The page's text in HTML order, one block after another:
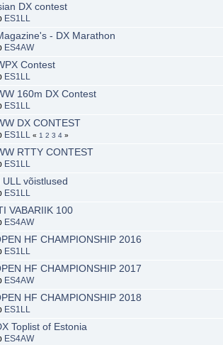
DX contest
ES1LL
- DX Marathon
ES4AW
Contest
ES1LL
160m DX Contest
ES1LL
DX CONTEST
ES1LL «1 2 3 4 »
RTTY CONTEST
ES1LL
ULL võistlused
ES1LL
VABARIIK 100
ES4AW
HF CHAMPIONSHIP 2016
ES1LL
HF CHAMPIONSHIP 2017
ES4AW
HF CHAMPIONSHIP 2018
ES1LL
Toplist of Estonia
ES4AW